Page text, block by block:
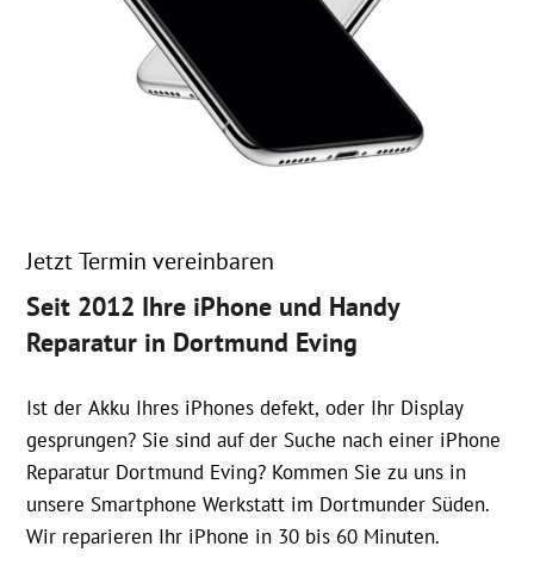
Jetzt Termin vereinbaren
Seit 2012 Ihre iPhone und Handy
Reparatur in Dortmund Eving
Ist der Akku Ihres iPhones defekt, oder Ihr Display
gesprungen? Sie sind auf der Suche nach einer iPhone
Reparatur Dortmund Eving? Kommen Sie zu uns in
unsere Smartphone Werkstatt im Dortmunder Süden.
Wir reparieren Ihr iPhone in 30 bis 60 Minuten.